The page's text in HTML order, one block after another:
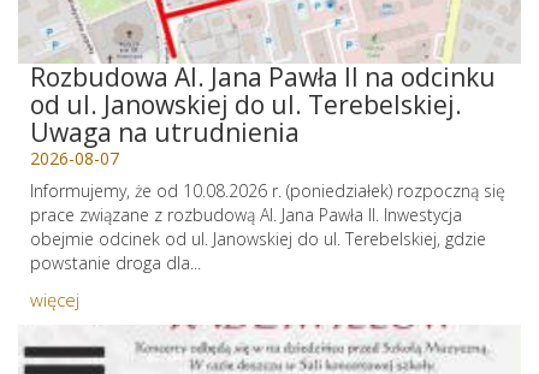
Rozbudowa Al. Jana Pawła II na odcinku
od ul. Janowskiej do ul. Terebelskiej.
Uwaga na utrudnienia
2026-08-07
Informujemy, że od 10.08.2026 r. (poniedziałek) rozpoczną się
prace związane z rozbudową Al. Jana Pawła II. Inwestycja
obejmie odcinek od ul. Janowskiej do ul. Terebelskiej, gdzie
powstanie droga dla...
więcej